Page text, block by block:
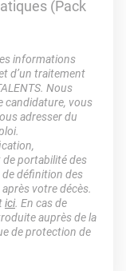
(Pack
informations
d’un traitement
Nous
candidature, vous
adresser du
de portabilité des
définition des
votre décès.
ici. En cas de
auprès de la
de protection de